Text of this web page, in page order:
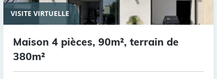
VISITE VIRTUELLE
Maison 4 pièces, 90m², terrain de
380m²